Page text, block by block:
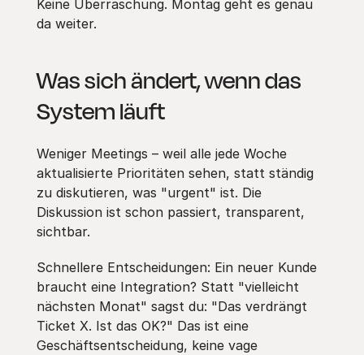
Keine Überraschung. Montag geht es genau
da weiter.
Was sich ändert, wenn das
System läuft
Weniger Meetings – weil alle jede Woche
aktualisierte Prioritäten sehen, statt ständig
zu diskutieren, was "urgent" ist. Die
Diskussion ist schon passiert, transparent,
sichtbar.
Schnellere Entscheidungen: Ein neuer Kunde
braucht eine Integration? Statt "vielleicht
nächsten Monat" sagst du: "Das verdrängt
Ticket X. Ist das OK?" Das ist eine
Geschäftsentscheidung, keine vage